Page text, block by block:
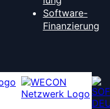
Software-
Finanzierung